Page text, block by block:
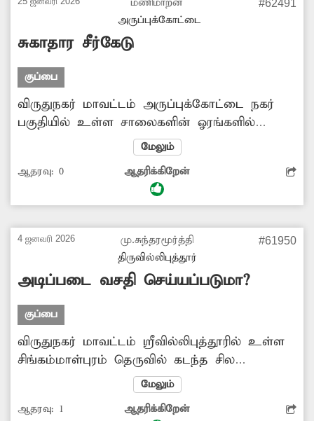
மேற்கண்ட பகுதியில் தேங்கி கிடக்கும்
குப்பைகளை அப்புறப்படுத்த நடவடிக்கை எடுக்க
வேண்டும்.
மணிமாறன்
அருப்புக்கோட்டை
#62491
சுகாதார சீர்கேடு
குப்பை
விருதுநகர் மாவட்டம் அருப்புக்கோட்டை நகர்
பகுதியில் உள்ள சாலைகளின் ஓரங்களில்
குப்பைகள் அள்ளப்படாமல் ஆங்காங்கே
அதிகளவில் தேங்கி கிடக்கின்றது. இதனால்
அப்பகுதியில் சுகாதார சீர்கேடு ஏற்படுவதுடன்
சாலையில் நடந்து செல்லும் பொதுமக்கள்
குப்பைகளில் இருந்து ஏற்படும் துர்நாற்றத்தால்
தொற்றுநோய் ஏற்படும் அபாயம் அதிகளவில்
உள்ளது. எனவே இதுகுறித்து சம்பந்தப்பட்ட
அதிகாரிகள் சாலையோரம் தேங்கி கிடக்கும்
குப்பைகளை அகற்ற நடவடிக்கை எடுப்பார்களா?
மேலும்
ஆதரவு: 0 ஆதரிக்கிறேன்
4 ஜனவரி 2026
மு.சுந்தரமூர்த்தி
திருவில்லிபுத்தூர்
#61950
அடிப்படை வசதி செய்யப்படுமா?
குப்பை
விருதுநகர் மாவட்டம் ஸ்ரீவில்லிபுத்தூரில் உள்ள
சிங்கம்மாள்புரம் தெருவில் கடந்த சில
நாட்களுக்கு முன்பு சாலை அமைக்கப்பட்ட
நிலையில் கழிவுநீர் கால்வாய்காக
தோண்டப்பட்டது. தற்பபோது வரை இந்த
மேலும்
ஆதரவு: 1 ஆதரிக்கிறேன்